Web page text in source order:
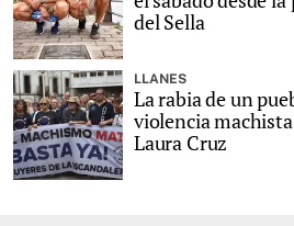
del Sella
LLANES
La rabia de un
violencia
Laura Cruz